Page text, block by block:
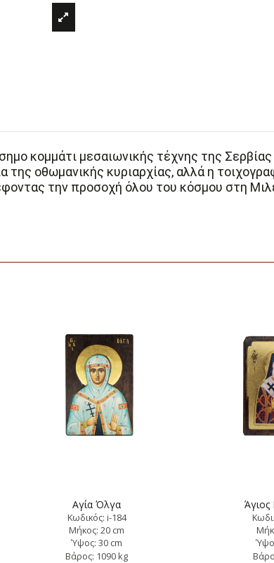
κομμάτι μεσαιωνικής τέχνης της
της οθωμανικής κυριαρχίας, αλλά η
την προσοχή όλου του κόσμου στη
Αγία Όλγα
Κωδικός: i-184
Μήκος: 20 cm
Ύψος: 30 cm
Βάρος: 1090 kg
Άγιος